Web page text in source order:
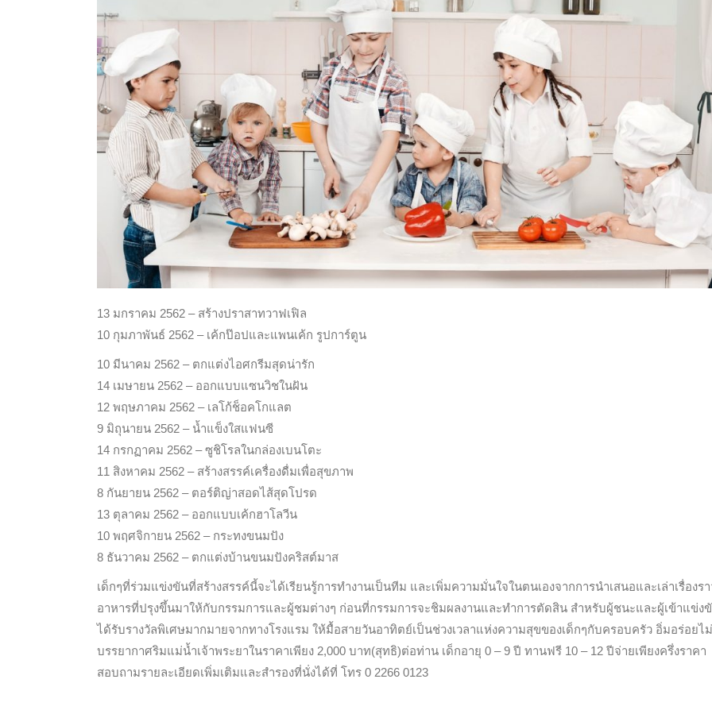
13 มกราคม 2562 – สร้างปราสาทวาฟเฟิล
10 กุมภาพันธ์ 2562 – เค้กป๊อปและแพนเค้ก รูปการ์ตูน
10 มีนาคม 2562 – ตกแต่งไอศกรีมสุดน่ารัก
14 เมษายน 2562 – ออกแบบแซนวิชในฝัน
12 พฤษภาคม 2562 – เลโก้ช็อคโกแลต
9 มิถุนายน 2562 – น้ำแข็งใสแฟนซี
14 กรกฏาคม 2562 – ซูชิโรลในกล่องเบนโตะ
11 สิงหาคม 2562 – สร้างสรรค์เครื่องดื่มเพื่อสุขภาพ
8 กันยายน 2562 – ตอร์ติญ่าสอดไส้สุดโปรด
13 ตุลาคม 2562 – ออกแบบเค้กฮาโลวีน
10 พฤศจิกายน 2562 – กระทงขนมปัง
8 ธันวาคม 2562 – ตกแต่งบ้านขนมปังคริสต์มาส
เด็กๆที่ร่วมแข่งขันที่สร้างสรรค์นี้จะได้เรียนรู้การทำงานเป็นทีม และเพิ่มความมั่นใจในตนเองจากการนำเสนอและเล่าเรื่องร
อาหารที่ปรุงขึ้นมาให้กับกรรมการและผู้ชมต่างๆ ก่อนที่กรรมการจะชิมผลงานและทำการตัดสิน สำหรับผู้ชนะและผู้เข้าแข่ง
ได้รับรางวัลพิเศษมากมายจากทางโรงแรม ให้มื้อสายวันอาทิตย์เป็นช่วงเวลาแห่งความสุขของเด็กๆกับครอบครัว อิ่มอร่อยไ
บรรยากาศริมแม่น้ำเจ้าพระยาในราคาเพียง 2,000 บาท(สุทธิ)ต่อท่าน เด็กอายุ 0 – 9 ปี ทานฟรี 10 – 12 ปีจ่ายเพียงครึ่งราคา
สอบถามรายละเอียดเพิ่มเติมและสำรองที่นั่งได้ที่ โทร 0 2266 0123